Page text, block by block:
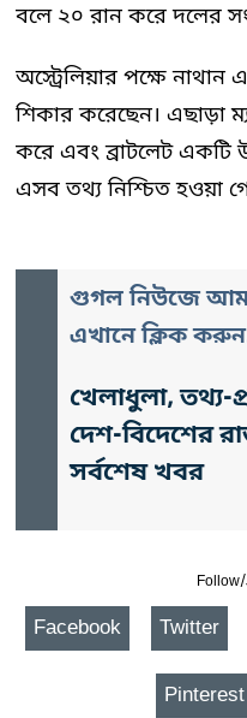
বলে ২০ রান করে দলের
অস্ট্রেলিয়ার পক্ষে নাথান
শিকার করেছেন। এছাড়া
করে এবং ব্রাটলেট একটি
এসব তথ্য নিশ্চিত হওয়া
গুগল নিউজে
এখানে ক্লিক
খেলাধুলা, তথ্য-
দেশ-বিদেশের
সর্বশেষ খবর
Facebook Twitter
Pinterest